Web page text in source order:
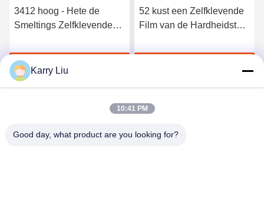
3412 hoog - Hete de
Smeltings Zelfklevende
Elastische Polyurethaan
Krijg Beste Prijs
52 kust een Zelfklevende
Film van de Hardheidstpu
Naadloos Ondergoed
Karry Liu
10:41 PM
Good day, what product are you looking for?